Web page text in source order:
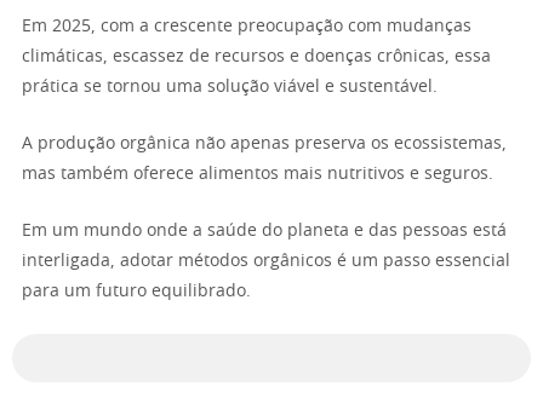
Em 2025, com a crescente preocupação com mudanças
climáticas, escassez de recursos e doenças crônicas, essa
prática se tornou uma solução viável e sustentável.
A produção orgânica não apenas preserva os ecossistemas,
mas também oferece alimentos mais nutritivos e seguros.
Em um mundo onde a saúde do planeta e das pessoas está
interligada, adotar métodos orgânicos é um passo essencial
para um futuro equilibrado.